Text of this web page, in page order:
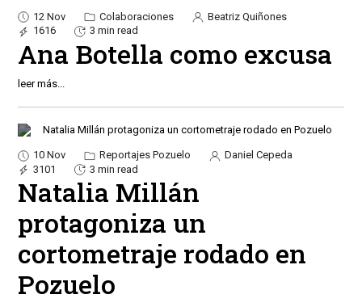
12 Nov Colaboraciones
Beatriz Quiñones
1616
3 min read
Ana Botella como excusa
leer más...
10 Nov Reportajes Pozuelo
Daniel Cepeda
3101
3 min read
Natalia Millán
protagoniza un
cortometraje rodado en
Pozuelo